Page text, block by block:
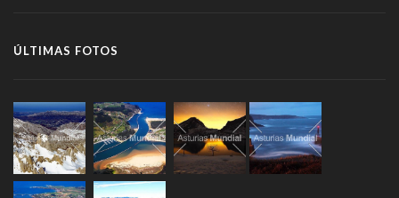
ÚLTIMAS FOTOS